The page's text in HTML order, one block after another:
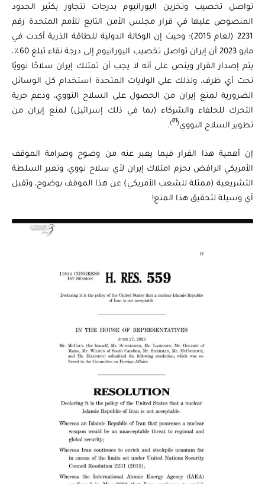
تواصل تخصيب وتخزين اليورانيوم بدرجات تتجاوز بكثير الحدود
المنصوص عليها في قرار مجلس الأمن التابع للأمم المتحدة رقم
2231 (لعام 2015)؛ وحيث إن الوكالة الدولية للطاقة الذرية أكدت في
مايو 2023 أن إيران تواصل تخصيب اليورانيوم إلى درجة نقاء تبلغ 60٪،
يتم إصدار القرار وينص على أنه لا يجب أن تمتلك إيران سلاحًا نوويًا
تحت أي ظرف، ولذلك على الولايات المتحدة استخدام كل الوسائل
الضرورية لمنع إيران من الحصول على السلاح النووي، ودعم حرية
التحرك للحلفاء والشركاء (بما في ذلك إسرائيل) لمنع إيران من
تطوير السلاح النووي(
)
إن أهمية هذا القرار فيما يعبر عنه من وضوح وصرامة الموقف
الأمريكي الرافض بحزم امتلاك إيران لأي سلاح نووي، وتعبر السلطة
التشريعية (ممثلة للشعب الأمريكي) عن هذا الموقف بوضوح، وتقبل
أي وسيلة لتحقيق هذا المنع!